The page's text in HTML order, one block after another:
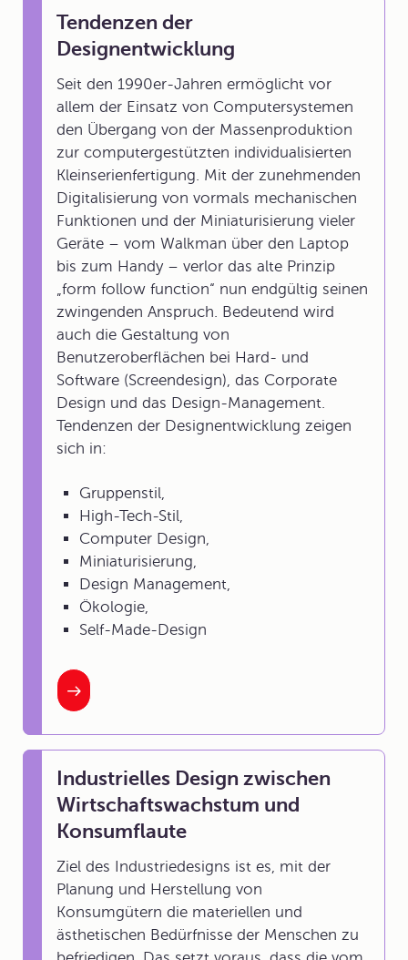
Tendenzen der
Designentwicklung
Seit den 1990er-Jahren ermöglicht vor
allem der Einsatz von Computersystemen
den Übergang von der Massenproduktion
zur computergestützten individualisierten
Kleinserienfertigung. Mit der zunehmenden
Digitalisierung von vormals mechanischen
Funktionen und der Miniaturisierung vieler
Geräte – vom Walkman über den Laptop
bis zum Handy – verlor das alte Prinzip
„form follow function“ nun endgültig seinen
zwingenden Anspruch. Bedeutend wird
auch die Gestaltung von
Benutzeroberflächen bei Hard- und
Software (Screendesign), das Corporate
Design und das Design-Management.
Tendenzen der Designentwicklung zeigen
sich in:
Gruppenstil,
High-Tech-Stil,
Computer Design,
Miniaturisierung,
Design Management,
Ökologie,
Self-Made-Design
Industrielles Design zwischen
Wirtschaftswachstum und
Konsumflaute
Ziel des Industriedesigns ist es, mit der
Planung und Herstellung von
Konsumgütern die materiellen und
ästhetischen Bedürfnisse der Menschen zu